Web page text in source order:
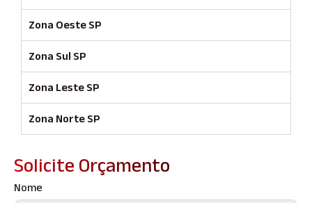
Zona Oeste SP
Zona Sul SP
Zona Leste SP
Zona Norte SP
Solicite Orçamento
Nome